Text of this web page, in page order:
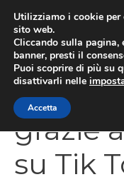
contenuto
grazie
su Tik
Utilizziamo i cookie
sito web.
Cliccando sulla
banner, presti il
Puoi scoprire di più su
disattivarli nelle
Accetta